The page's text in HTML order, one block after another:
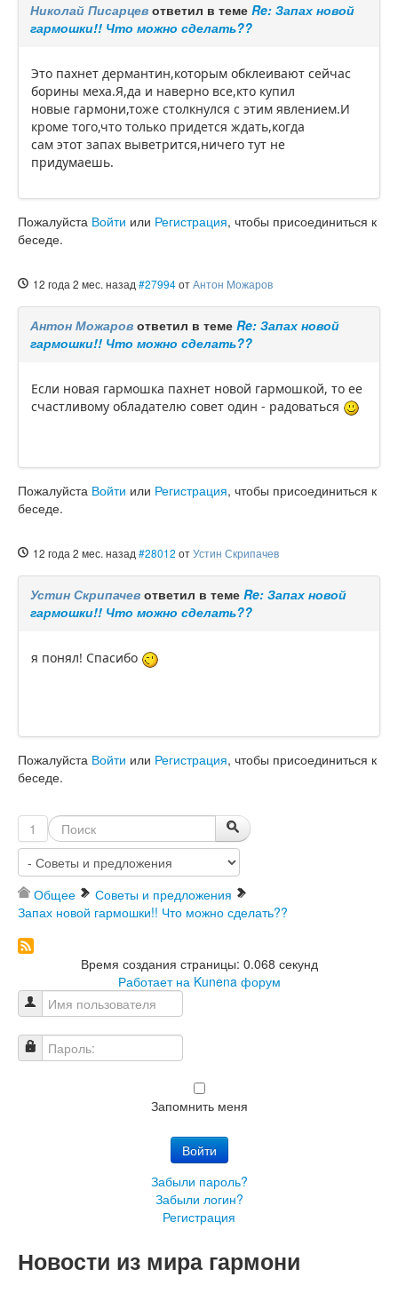
Николай Писарцев ответил в теме Re: Запах новой
гармошки!! Что можно сделать??
Это пахнет дермантин,которым обклеивают сейчас
борины меха.Я,да и наверно все,кто купил
новые гармони,тоже столкнулся с этим явлением.И
кроме того,что только придется ждать,когда
сам этот запах выветрится,ничего тут не
придумаешь.
Пожалуйста Войти или Регистрация, чтобы присоединиться к
беседе.
12 года 2 мес. назад #27994отАнтон Можаров
Антон Можаров ответил в теме Re: Запах новой
гармошки!! Что можно сделать??
Если новая гармошка пахнет новой гармошкой, то ее
счастливому обладателю совет один - радоваться
Пожалуйста Войти или Регистрация, чтобы присоединиться к
беседе.
12 года 2 мес. назад #28012 отУстин Скрипачев
Устин Скрипачев ответил в теме Re: Запах новой
гармошки!! Что можно сделать??
я понял! Спасибо
Пожалуйста Войти или Регистрация, чтобы присоединиться к
беседе.
1
Общее
Советы и предложения
Запах новой гармошки!! Что можно сделать??
Время создания страницы: 0.068 секунд
Работает на Kunena форум
Имя пользователя
Пароль:
Запомнить меня
Войти
Забыли пароль?
Забыли логин?
Регистрация
Новости из мира гармони